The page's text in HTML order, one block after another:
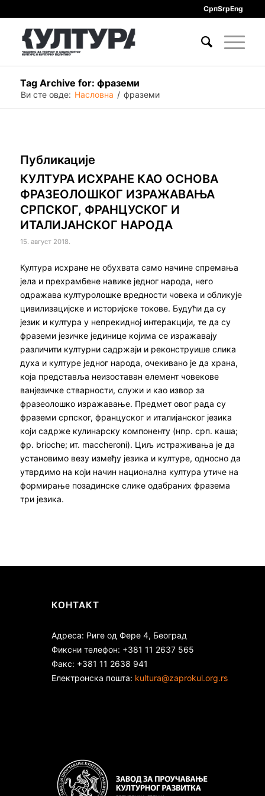
СрпSrpEng
Tag Archive for: фраземи
Ви сте овде: Насловна / фраземи
Публикације
КУЛТУРА ИСХРАНЕ КАО ОСНОВА
ФРАЗЕОЛОШКОГ ИЗРАЖАВАЊА
СРПСКОГ, ФРАНЦУСКОГ И
ИТАЛИЈАНСКОГ НАРОДА
15. август 2018.
Култура исхране не обухвата само начине спремања
јела и прехрамбене навике једног народа, него
одражава културолошке вредности човека и обликује
цивилизацијске и историјске токове. Будући да су
језик и култура у непрекидној интеракцији, те да су
фраземи језичке јединице којима се изражавају
различити културни садржаји и реконструише слика
духа и културе једног народа, очекивано је да храна,
која представља неизоставан елемент човекове
ванјезичке стварности, служи и као извор за
фразеолошко изражавање. Предмет овог рада су
фраземи српског, француског и италијанског језика
који садрже кулинарску компоненту (нпр. срп. каша;
фр. brioche; ит. maccheroni). Циљ истраживања је да
установимо везу између језика и културе, односно да
утврдимо на који начин национална култура утиче на
формирање позадинске слике одабраних фразема
три језика.
КОНТАКТ
Адреса: Риге од Фере 4, Београд
Фиксни телефон: +381 11 2637 565
Факс: +381 11 2638 941
Електронска пошта: kultura@zaprokul.org.rs